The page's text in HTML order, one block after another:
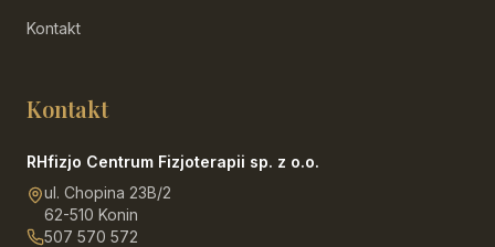
Kontakt
Kontakt
RHfizjo Centrum Fizjoterapii sp. z o.o.
ul. Chopina 23B/2
62-510 Konin
507 570 572